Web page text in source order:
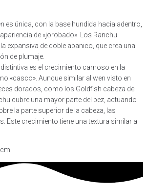
es única, con la base hundida hacia adentro,
de «jorobado». Los Ranchu
expansiva de doble abanico, que crea una
de plumaje.
es el crecimiento carnoso en la
«casco». Aunque similar al wen visto en
dorados, como los Goldfish cabeza de
cubre una mayor parte del pez, actuando
la parte superior de la cabeza, las
Este crecimiento tiene una textura similar a